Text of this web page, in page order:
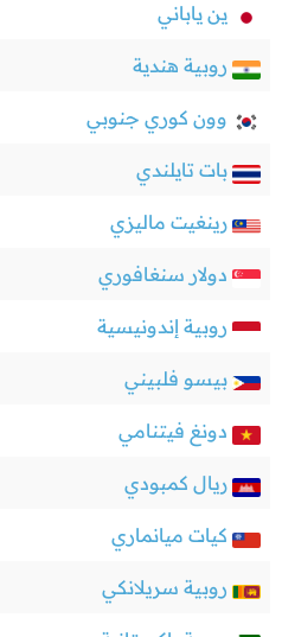
ين ياباني
روبية هندية
وون كوري جنوبي
بات تايلندي
رينغيت ماليزي
دولار سنغافوري
روبية إندونيسية
بيسو فلبيني
دونغ فيتنامي
ريال كمبودي
كيات ميانماري
روبية سريلانكي